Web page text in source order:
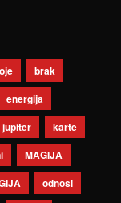
brak
energija
jupiter
karte
MAGIJA
odnosi